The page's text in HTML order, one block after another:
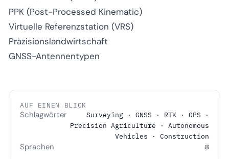
PPK (Post-Processed Kinematic)
Virtuelle Referenzstation (VRS)
Präzisionslandwirtschaft
GNSS-Antennentypen
AUF EINEN BLICK
Schlagwörter
Surveying · GNSS · RTK · GPS ·
Precision Agriculture · Autonomous
Vehicles · Construction
Sprachen 8